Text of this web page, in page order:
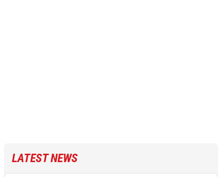
LATEST NEWS